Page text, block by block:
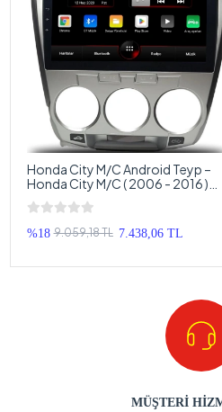
Honda City M/C Android Teyp –
Honda City M/C ( 2006 - 2016 )
Oem Android Multimedya – Honda
City M/C Android Double Teyp
%18 9.059,18 TL 7.438,06 TL
MÜŞTERİ